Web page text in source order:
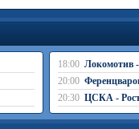
18:00 Локомотив
20:00
20:30 ЦСКА -